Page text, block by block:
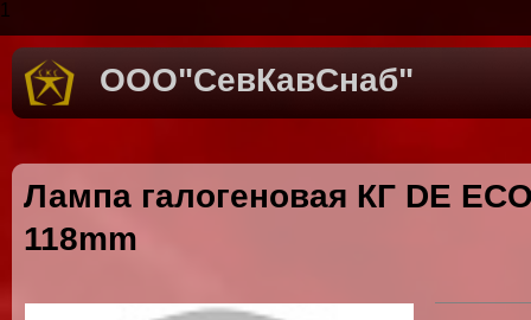
1
ООО"СевКавСнаб"
Лампа галогеновая КГ DE
118mm